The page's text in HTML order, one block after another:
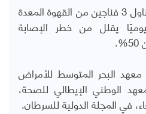
أفادت دراسة إيطالية بأن تناول 3 فناجين من القهوة المعدة
يقلل من خطر الإصابة
معهد البحر المتوسط للأمراض
الوطني الإيطالي للصحة،
في المجلة الدولية للسرطان.